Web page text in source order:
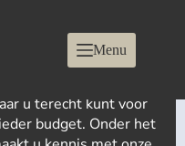
Menu
Kroon Parket
u terecht kunt voor
budget. Onder het